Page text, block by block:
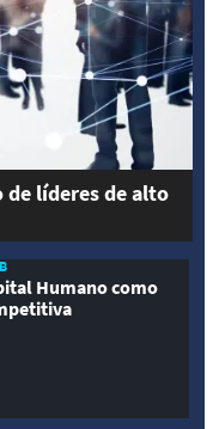
de líderes de alto
Humano como